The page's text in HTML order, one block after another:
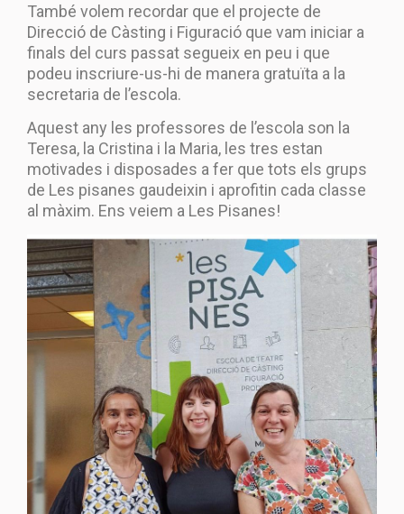
També volem recordar que el projecte de
Direcció de Càsting i Figuració que vam iniciar a
finals del curs passat segueix en peu i que
podeu inscriure-us-hi de manera gratuïta a la
secretaria de l’escola.
Aquest any les professores de l’escola son la
Teresa, la Cristina i la Maria, les tres estan
motivades i disposades a fer que tots els grups
de Les pisanes gaudeixin i aprofitin cada classe
al màxim. Ens veiem a Les Pisanes!